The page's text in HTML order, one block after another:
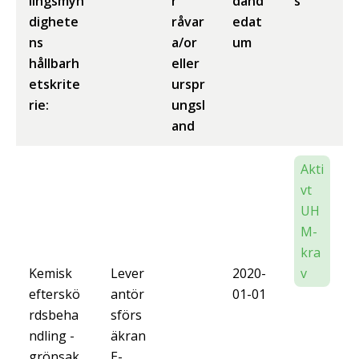
dighete
ns
hållbarh
etskrite
rie:
råvar
a/or
eller
urspr
ungsl
and
edat
um
Kemisk
efterskö
rdsbeha
ndling -
Lever
antör
sförs
äkran
2020-
01-01
Akti
vt
UH
M-
kra
v